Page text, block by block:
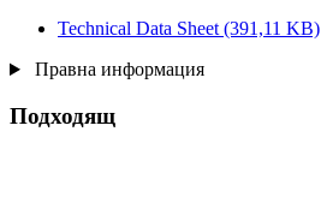
Technical Data Sheet (391,11 KB)
Правна информация
Подходящ